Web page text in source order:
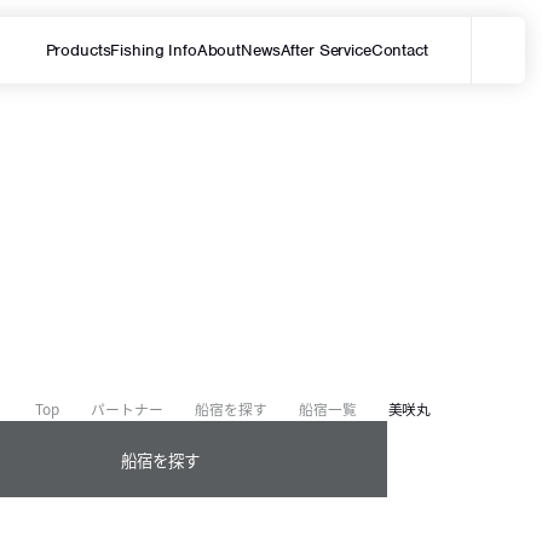
ProductsFishing InfoAboutNewsAfter ServiceContact
サイト内を検索する
Top パートナー 船宿を探す 船宿一覧 美咲丸
船宿を探す